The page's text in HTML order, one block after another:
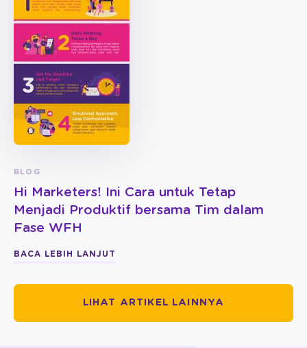
BLOG
Hi Marketers! Ini Cara untuk Tetap
Menjadi Produktif bersama Tim dalam
Fase WFH
BACA LEBIH LANJUT
LIHAT ARTIKEL LAINNYA